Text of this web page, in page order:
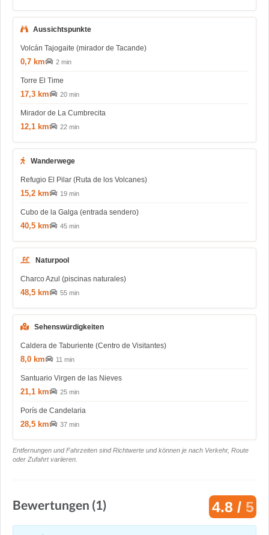
Aussichtspunkte
Volcán Tajogaite (mirador de Tacande)
0,7 km 2 min
Torre El Time
17,3 km 20 min
Mirador de La Cumbrecita
12,1 km 22 min
Wanderwege
Refugio El Pilar (Ruta de los Volcanes)
15,2 km 19 min
Cubo de la Galga (entrada sendero)
40,5 km 45 min
Naturpool
Charco Azul (piscinas naturales)
48,5 km 55 min
Sehenswürdigkeiten
Caldera de Taburiente (Centro de Visitantes)
8,0 km 11 min
Santuario Virgen de las Nieves
21,1 km 25 min
Porís de Candelaria
28,5 km 37 min
Entfernungen und Fahrzeiten sind Richtwerte und können je nach Verkehr, Route
oder Zufahrt variieren.
Bewertungen (1) 4.8 / 5